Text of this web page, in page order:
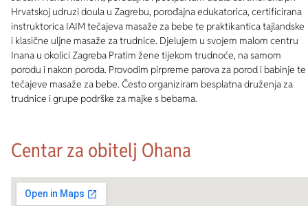
Hrvatskoj udruzi doula u Zagrebu, porođajna edukatorica, certificirana
instruktorica IAIM tečajeva masaže za bebe te praktikantica tajlandske
i klasične uljne masaže za trudnice. Djelujem u svojem malom centru
Inana u okolici Zagreba Pratim žene tijekom trudnoće, na samom
porodu i nakon poroda. Provodim pirpreme parova za porod i babinje te
tečajeve masaže za bebe. Često organiziram besplatna druženja za
trudnice i grupe podrške za majke s bebama.
Centar za obitelj Ohana